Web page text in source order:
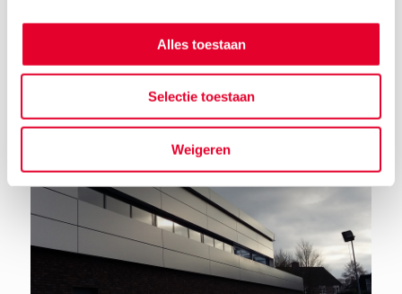
Alles toestaan
Selectie toestaan
Weigeren